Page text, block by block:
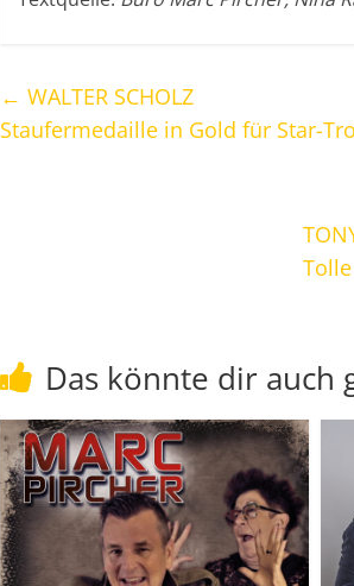
← WALTER SCHOLZ
Staufermedaille in Gold für Star-
Das könnte dir auch